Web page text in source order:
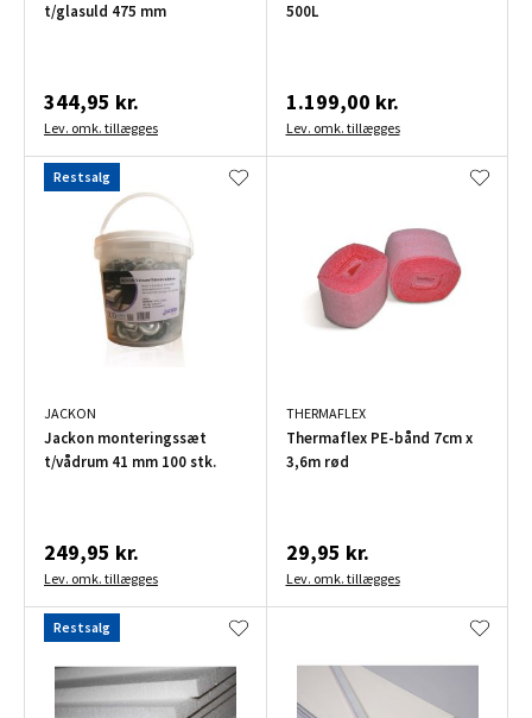
t/glasuld 475 mm
344,95 kr.
Lev. omk. tillægges
500L
1.199,00 kr.
Lev. omk. tillægges
Restsalg
JACKON
Jackon monteringssæt
t/vådrum 41 mm 100 stk.
249,95 kr.
Lev. omk. tillægges
THERMAFLEX
Thermaflex PE-bånd 7cm x
3,6m rød
29,95 kr.
Lev. omk. tillægges
Restsalg